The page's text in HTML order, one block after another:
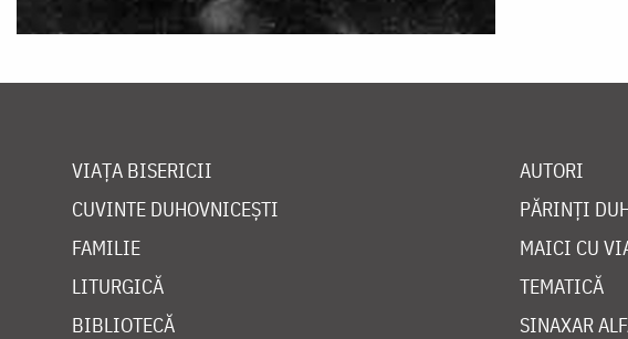
VIAȚA BISERICII
CUVINTE DUHOVNICEȘTI
FAMILIE
LITURGICĂ
BIBLIOTECĂ
AUTORI
PĂRINȚI
MAICI CU
TEMATICĂ
SINAXAR